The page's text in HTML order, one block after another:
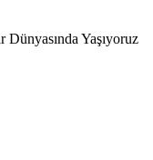
Yaşıyoruz